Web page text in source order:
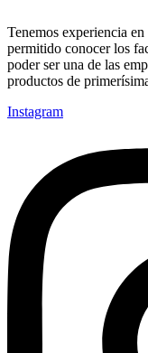
Tenemos experiencia
permitido conocer los
poder ser una de las
productos de
Instagram